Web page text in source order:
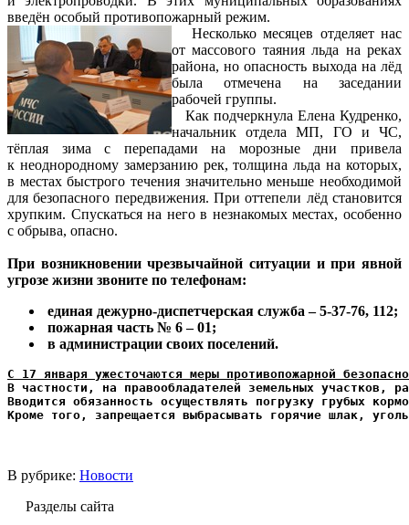
введён особый противопожарный режим.
Несколько месяцев отделяет нас
от массового таяния льда на реках
района, но опасность выхода на лёд
была отмечена на заседании
рабочей группы.
Как подчеркнула Елена Кудренко,
начальник отдела МП, ГО и ЧС,
тёплая зима с перепадами на морозные дни привела
к неоднородному замерзанию рек, толщина льда на которых,
в местах быстрого течения значительно меньше необходимой
для безопасного передвижения. При оттепели лёд становится
хрупким. Спускаться на него в незнакомых местах, особенно
с обрыва, опасно.
При возникновении чрезвычайной ситуации и при явной
угрозе жизни звоните по телефонам:
единая дежурно-диспетчерская служба – 5-37-76, 112;
пожарная часть № 6 – 01;
в администрации своих поселений.
С 17 января ужесточаются меры противопожарной
В частности, на правообладателей земельных участков,
Вводится обязанность осуществлять погрузку грубых
Кроме того, запрещается выбрасывать горячие шлак,
В рубрике: Новости
Разделы сайта